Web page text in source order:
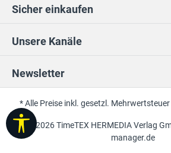
Unsere Kanäle
Sicher einkaufen
Newsletter
© 2026 TimeTEX HERMEDIA Verlag
manager.de
* Alle Preise inkl. gesetzl.
Werkzeugleiste anzeigen